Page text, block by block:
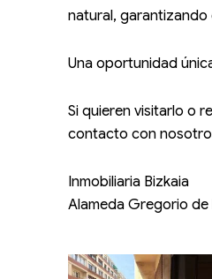
natural,
Una oportunidad
Si quieren visitarlo o
contacto con
Inmobiliaria Bizkaia
Alameda Gregorio de